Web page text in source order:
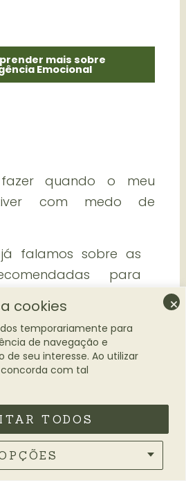
cookies
temporariamente para
de navegação e
seu interesse. Ao utilizar
com tal
TODOS
mais sobre
Emocional
quando o meu
com medo de
falamos sobre as
para
também muito
o que não se
nessa situação.
soluções,
podem agravar o
a ansiedade do